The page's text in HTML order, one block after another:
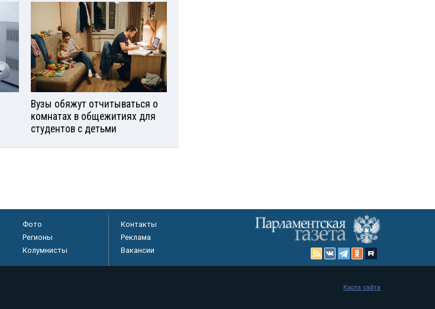
Вузы обяжут отчитываться о
комнатах в общежитиях для
студентов с детьми
Фото
Регионы
Колумнисты
Контакты
Реклама
Вакансии
Карта сайта